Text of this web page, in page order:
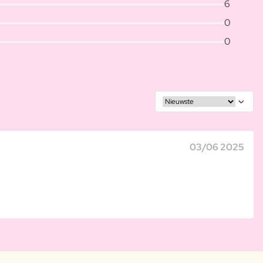
6
0
0
03/06 2025